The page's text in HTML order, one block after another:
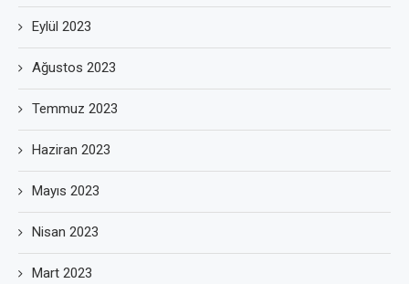
Eylül 2023
Ağustos 2023
Temmuz 2023
Haziran 2023
Mayıs 2023
Nisan 2023
Mart 2023